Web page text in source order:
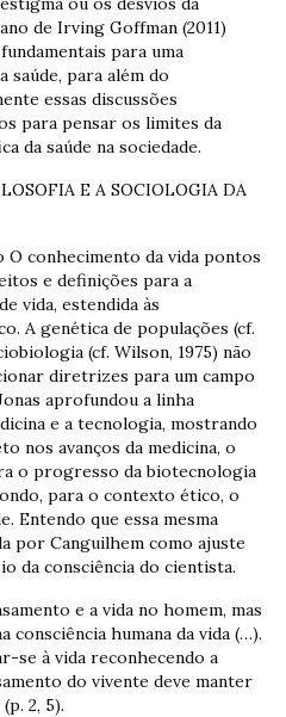
de Irving Goffman (2011)
para uma
saúde, para além do
essas discussões
para pensar os limites da
da saúde na sociedade.
E A SOCIOLOGIA DA
conhecimento da vida pontos
e definições para a
vida, estendida às
A genética de populações (cf.
(cf. Wilson, 1975) não
diretrizes para um campo
aprofundou a linha
e a tecnologia, mostrando
nos avanços da medicina, o
o progresso da biotecnologia
para o contexto ético, o
Entendo que essa mesma
por Canguilhem como ajuste
da consciência do cientista.
e a vida no homem, mas
consciência humana da vida (…).
se à vida reconhecendo a
do vivente deve manter
2, 5).